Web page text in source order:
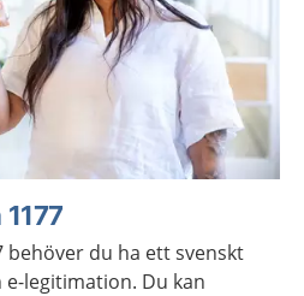
behöver du ha ett svenskt
legitimation. Du kan